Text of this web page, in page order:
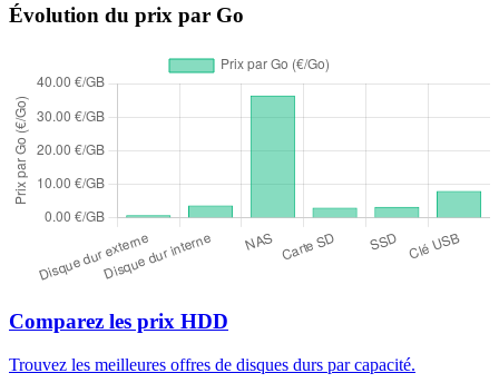
Évolution du prix par Go
Comparez les prix HDD
Trouvez les meilleures offres de disques durs par capacité.